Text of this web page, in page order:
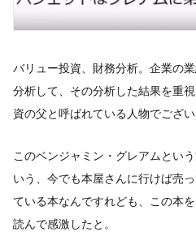
バリュー投資、財務分析。企業の
分析して、その分析した結果を重
資の父と呼ばれている人物でござい
このベンジャミン・グレアムとい
いう、今でも本屋さんに行けば売
ている本なんですれども、この本
読んで感激したと。